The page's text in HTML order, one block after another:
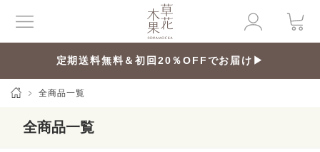
定期送料無料＆初回20％OFFでお届け▶
全商品一覧
全商品一覧